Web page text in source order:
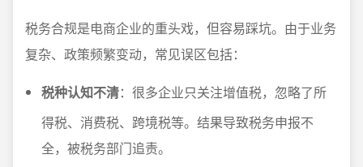
税务合规是电商企业的重头戏，但容易踩坑。由于业务
复杂、政策频繁变动，常见误区包括：
税种认知不清：很多企业只关注增值税，忽略了所
得税、消费税、跨境税等。结果导致税务申报不
全，被税务部门追责。